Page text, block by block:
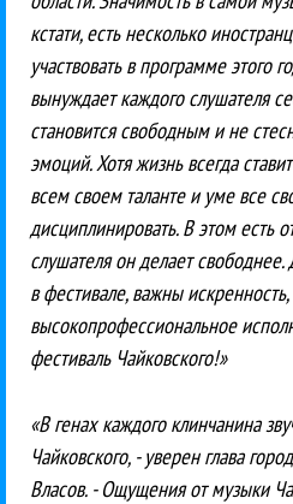
кстати, есть несколько
участвовать в программе этого
вынуждает каждого слушателя
становится свободным и не
эмоций. Хотя жизнь всегда
всем своем таланте и уме все
дисциплинировать. В этом есть
слушателя он делает
в фестивале, важны
высокопрофессиональное
фестиваль Чайковского!»
«В генах каждого клинчанина
Чайковского, - уверен глава
Власов. - Ощущения от музыки